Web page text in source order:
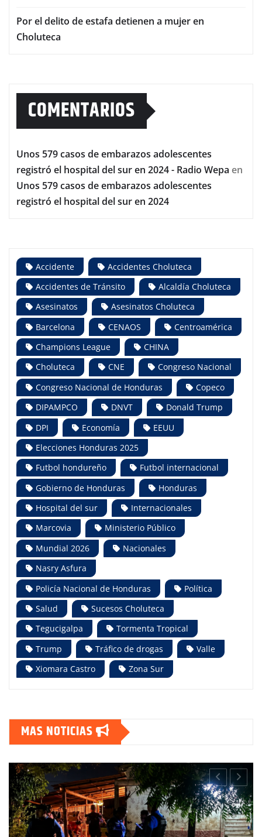
Por el delito de estafa detienen a mujer en
Choluteca
COMENTARIOS
Unos 579 casos de embarazos adolescentes
registró el hospital del sur en 2024 - Radio Wepa en
Unos 579 casos de embarazos adolescentes
registró el hospital del sur en 2024
Accidente
Accidentes Choluteca
Accidentes de Tránsito
Alcaldía Choluteca
Asesinatos
Asesinatos Choluteca
Barcelona
CENAOS
Centroamérica
Champions League
CHINA
Choluteca
CNE
Congreso Nacional
Congreso Nacional de Honduras
Copeco
DIPAMPCO
DNVT
Donald Trump
DPI
Economía
EEUU
Elecciones Honduras 2025
Futbol hondureño
Futbol internacional
Gobierno de Honduras
Honduras
Hospital del sur
Internacionales
Marcovia
Ministerio Público
Mundial 2026
Nacionales
Nasry Asfura
Policía Nacional de Honduras
Política
Salud
Sucesos Choluteca
Tegucigalpa
Tormenta Tropical
Trump
Tráfico de drogas
Valle
Xiomara Castro
Zona Sur
MAS NOTICIAS